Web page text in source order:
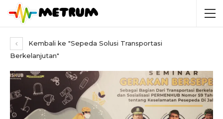
Kembali ke "Sepeda Solusi Transportasi
Berkelanjutan"